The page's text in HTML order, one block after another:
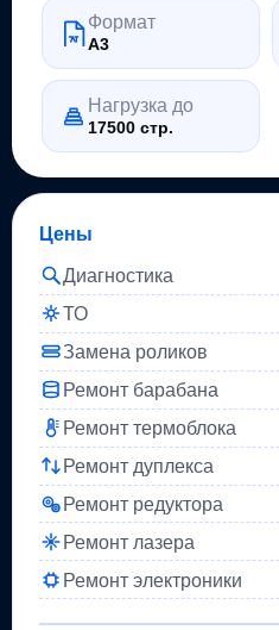
Формат
A3
Нагрузка до
17500 стр.
Цены
Диагностика
ТО
Замена роликов
Ремонт барабана
Ремонт термоблока
Ремонт дуплекса
Ремонт редуктора
Ремонт лазера
Ремонт электроники